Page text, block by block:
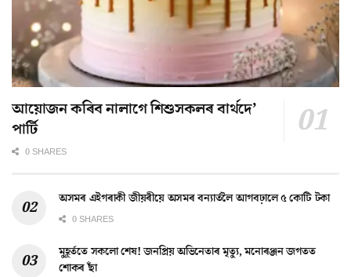
আয়োজন কৰিব নালাগে শিশুসকলৰ বাৰ্থদে’
পাৰ্টি
0 SHARES
অসমৰ এইগৰাকী জীয়ৰীয়ে অসমৰ বন্যাৰ্তলৈ আগবঢ়ালে ৫ কোটি টকা
0 SHARES
মুহূৰ্ততে সকলো শেষ! জনপ্ৰিয় অভিনেতাৰ মৃত্যু, মনোৰঞ্জন জগতত
শোকৰ ছাঁ